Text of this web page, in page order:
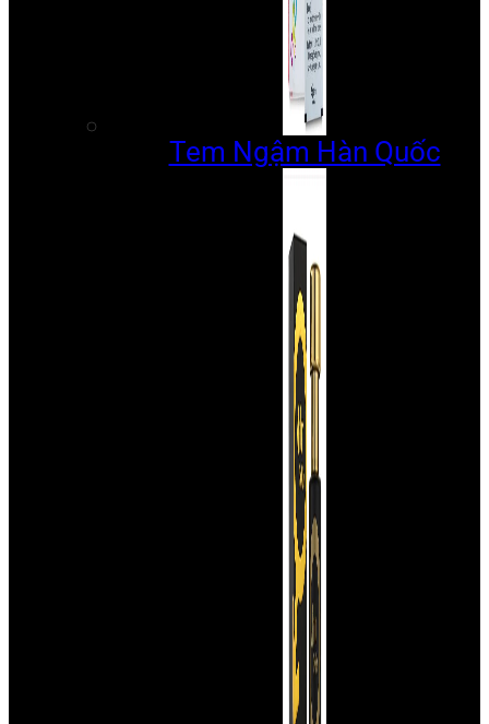
Tem Ngậm Hàn Quốc